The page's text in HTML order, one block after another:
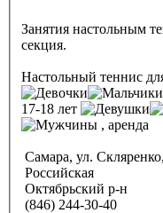
Занятия настольным
секция.
Настольный теннис
17-18 лет
, аренда
Самара, ул.
Российская
Октябрьский р-н
(846) 244-30-40